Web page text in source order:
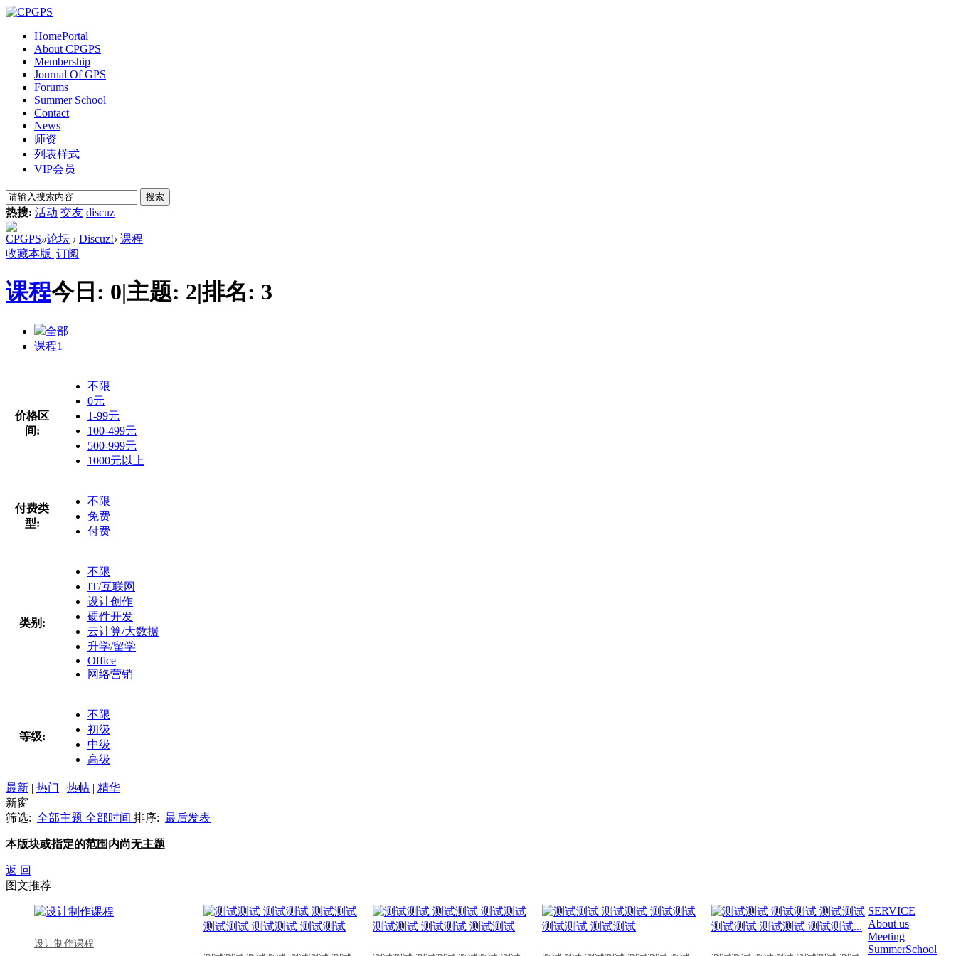
HomePortal
About CPGPS
Membership
Journal Of GPS
Forums
Summer School
Contact
News
师资
列表样式
VIP会员
搜索
热搜: 活动 交友 discuz
CPGPS»论坛 › Discuz!› 课程
收藏本版 |订阅
课程今日: 0|主题: 2|排名: 3
全部
课程1
价格区
间:
不限
0元
1-99元
100-499元
500-999元
1000元以上
付费类
型:
不限
免费
付费
类别:
不限
IT/互联网
设计创作
硬件开发
云计算/大数据
升学/留学
Office
网络营销
等级:
不限
初级
中级
高级
最新 | 热门 | 热帖 | 精华
新窗
筛选: 全部主题 全部时间 排序: 最后发表
本版块或指定的范围内尚无主题
返 回
图文推荐
设计制作课程
SERVICE
About us
Meeting
SummerSchool